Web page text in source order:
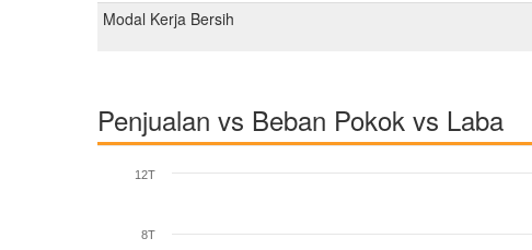
Modal Kerja Bersih
Penjualan vs Beban Pokok vs Laba
8T
12T